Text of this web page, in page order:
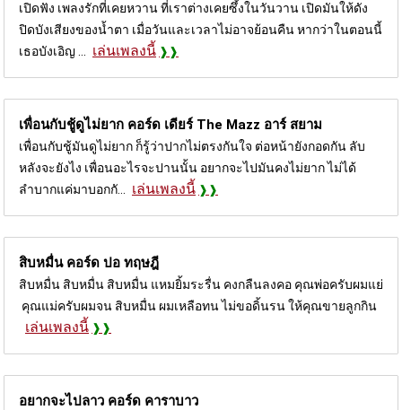
เปิดฟัง เพลงรักที่เคยหวาน ที่เราต่างเคยซึ้งในวันวาน เปิดมันให้ดัง
ปิดบังเสียงของน้ำตา เมื่อวันและเวลาไม่อาจย้อนคืน หากว่าในตอนนี้
เธอบังเอิญ ...
เล่นเพลงนี้
เพื่อนกับชู้ดูไม่ยาก คอร์ด เดียร์ The Mazz อาร์ สยาม
เพื่อนกับชู้มันดูไม่ยาก ก็รู้ว่าปากไม่ตรงกันใจ ต่อหน้ายังกอดกัน ลับ
หลังจะยังไง เพื่อนอะไรจะปานนั้น อยากจะไปมันคงไม่ยาก ไม่ได้
ลำบากแค่มาบอกกั...
เล่นเพลงนี้
สิบหมื่น คอร์ด ปอ ทฤษฎี
สิบหมื่น สิบหมื่น สิบหมื่น แหมยิ้มระรื่น คงกลืนลงคอ คุณพ่อครับผมแย่
คุณแม่ครับผมจน สิบหมื่น ผมเหลือทน ไม่ขอดิ้นรน ให้คุณขายลูกกิน
เล่นเพลงนี้
อยากจะไปลาว คอร์ด คาราบาว